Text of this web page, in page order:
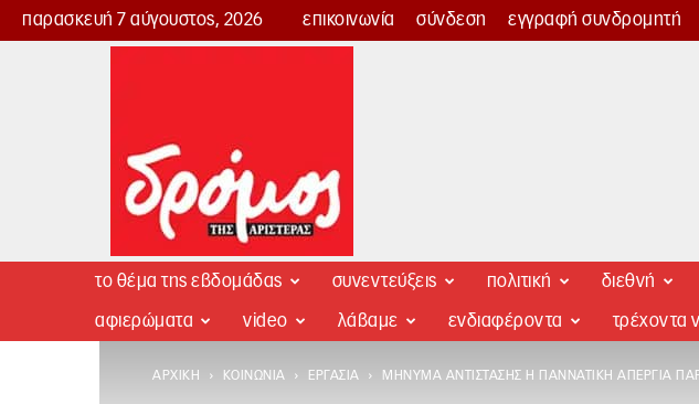
παρασκευή 7 αύγουστος, 2026 επικοινωνία σύνδεση εγγραφή συνδρομητή
Δρόμος
το θέμα της εβδομάδας συνεντεύξεις πολιτική διεθνή
αφιερώματα video λάβαμε ενδιαφέροντα τρέχοντα
ΑΡΧΙΚΉ ΚΟΙΝΩΝΊΑ ΕΡΓΑΣΊΑ ΜΉΝΥΜΑ ΑΝΤΊΣΤΑΣΗΣ Η ΠΑΝΝΑΤΙΚΉ ΑΠΕΡΓΊΑ